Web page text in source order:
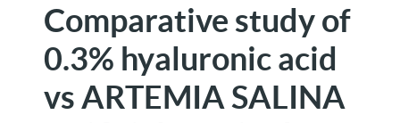
Comparative study of
0.3% hyaluronic acid
vs ARTEMIA SALINA